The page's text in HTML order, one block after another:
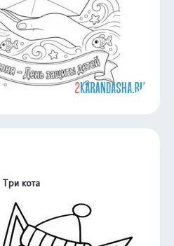
Три кота